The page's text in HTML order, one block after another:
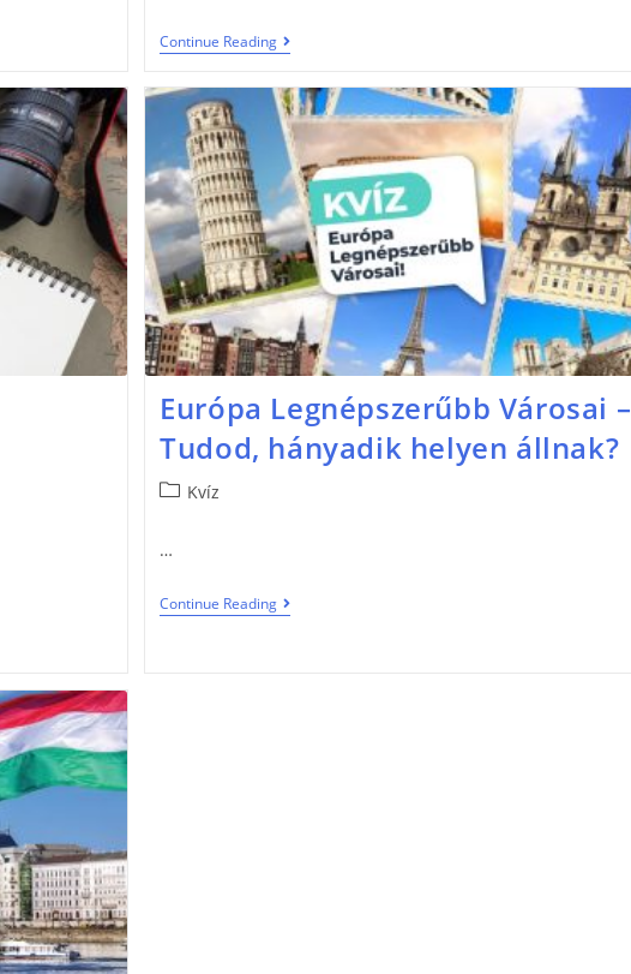
Continue Reading
Európa Legnépszerűbb Városai –
Tudod, hányadik helyen állnak?
Kvíz
…
Continue Reading